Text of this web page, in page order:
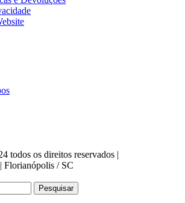
todos os direitos reservados |
Florianópolis / SC
Pesquisar